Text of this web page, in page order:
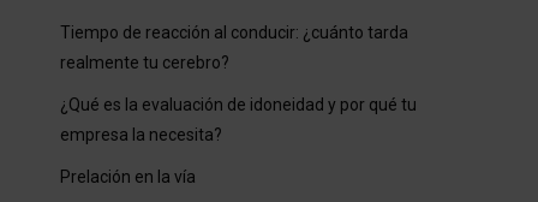
Tiempo de reacción al conducir: ¿cuánto tarda
realmente tu cerebro?
¿Qué es la evaluación de idoneidad y por qué tu
empresa la necesita?
Prelación en la vía